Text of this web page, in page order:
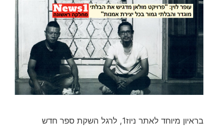
בראיון מיוחד לאתר ניוז1, לרגל השקת ספר חדש